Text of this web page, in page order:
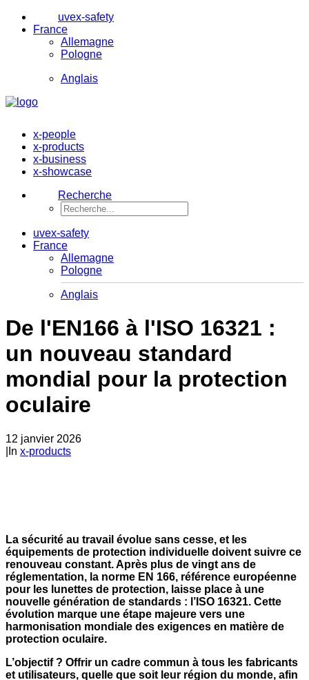
uvex-safety
France
Allemagne
Pologne
Anglais
x-people
x-products
x-business
x-showcase
Recherche
uvex-safety
France
Allemagne
Pologne
Anglais
De l'EN166 à l'ISO 16321 :
un nouveau standard
mondial pour la protection
oculaire
12 janvier 2026
In x-products
La sécurité au travail évolue sans cesse, et les
équipements de protection individuelle doivent suivre ce
renouveau constant. Après plus de vingt ans de
réglementation, la norme EN 166, référence européenne
pour les lunettes de protection, laisse place à une
nouvelle génération de standards : l’ISO 16321. Cette
évolution marque une étape majeure vers une
harmonisation mondiale des exigences en matière de
protection oculaire.
L’objectif ? Offrir un cadre commun à tous les fabricants
et utilisateurs, quelle que soit leur région du monde, afin